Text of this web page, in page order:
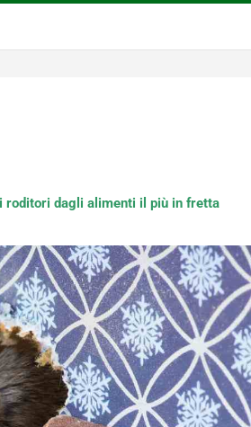
roditori dagli alimenti il più in fretta